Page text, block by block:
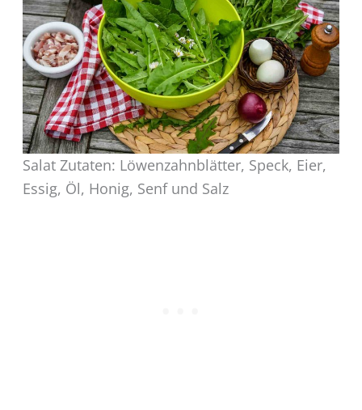
Salat Zutaten: Löwenzahnblätter, Speck, Eier,
Essig, Öl, Honig, Senf und Salz